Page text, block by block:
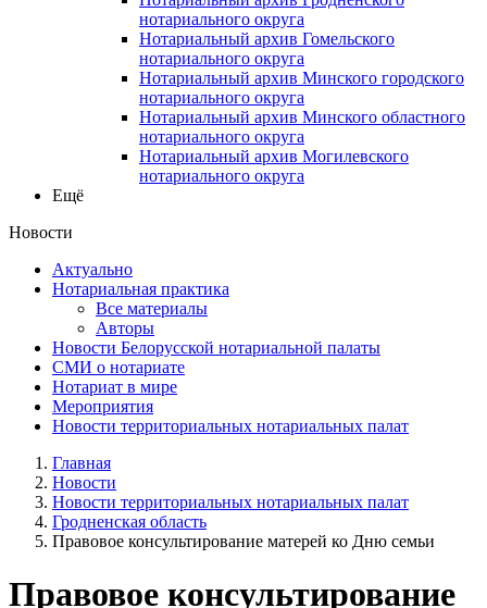
нотариального округа
Нотариальный архив Гомельского
нотариального округа
Нотариальный архив Минского городского
нотариального округа
Нотариальный архив Минского областного
нотариального округа
Нотариальный архив Могилевского
нотариального округа
Ещё
Новости
Актуально
Нотариальная практика
Все материалы
Авторы
Новости Белорусской нотариальной палаты
СМИ о нотариате
Нотариат в мире
Мероприятия
Новости территориальных нотариальных палат
Главная
Новости
Новости территориальных нотариальных палат
Гродненская область
Правовое консультирование матерей ко Дню семьи
Правовое консультирование